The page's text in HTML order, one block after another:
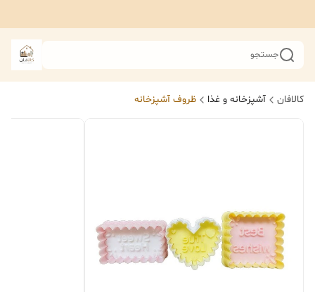
جستجو
کالافان آشپزخانه و غذا ظروف آشپزخانه